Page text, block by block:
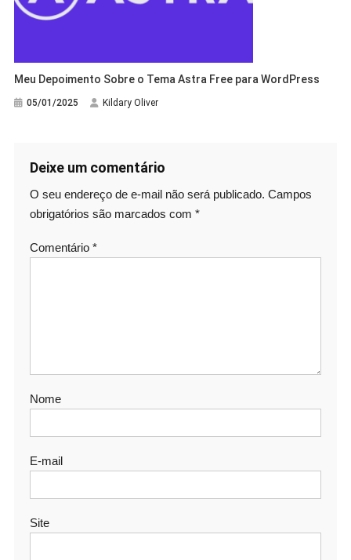
Meu Depoimento Sobre o Tema Astra Free para WordPress
05/01/2025 Kildary Oliver
Deixe um comentário
O seu endereço de e-mail não será publicado. Campos
obrigatórios são marcados com *
Comentário *
Nome
E-mail
Site